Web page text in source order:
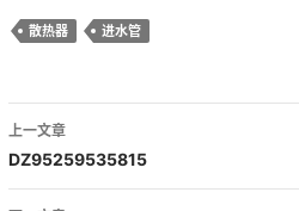
散热器 进水管
文
章
上一文章
DZ95259535815